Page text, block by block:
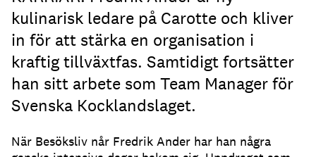
kulinarisk ledare på Carotte och kliver
in för att stärka en organisation i
kraftig tillväxtfas. Samtidigt fortsätter
han sitt arbete som Team Manager för
Svenska Kocklandslaget.
När Besöksliv når Fredrik Ander har han några